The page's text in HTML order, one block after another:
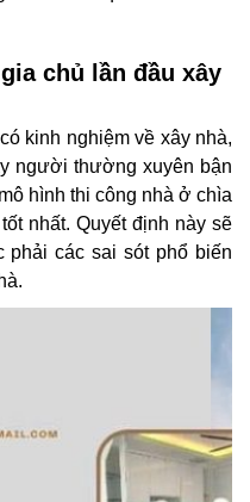
chủ lần đầu xây
kinh nghiệm về xây nhà,
người thường xuyên bận
hình thi công nhà ở chìa
nhất. Quyết định này sẽ
phải các sai sót phổ biến